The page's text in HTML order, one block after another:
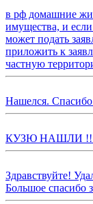
в рф домашние
имущества, и
может подать
приложить к
частную
Нашелся. Спасибо
КУЗЮ НАШЛИ
Здравствуйте!
Большое спасибо